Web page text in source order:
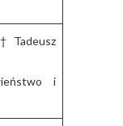
Tadeusz
i